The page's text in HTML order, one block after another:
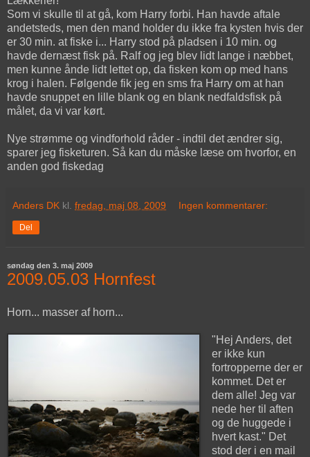
Som vi skulle til at gå, kom Harry forbi. Han havde aftale
andetsteds, men den mand holder du ikke fra kysten hvis der
er 30 min. at fiske i... Harry stod på pladsen i 10 min. og
havde dernæst fisk på. Ralf og jeg blev lidt lange i næbbet,
men kunne ånde lidt lettet op, da fisken kom op med hans
krog i halen. Følgende fik jeg en sms fra Harry om at han
havde snuppet en lille blank og en blank nedfaldsfisk på
målet, da vi var kørt.
Nye strømme og vindforhold råder - indtil det ændrer sig,
sparer jeg fisketuren. Så kan du måske læse om hvorfor, en
anden god fiskedag
Anders DK kl. fredag, maj 08, 2009 Ingen kommentarer:
Del
søndag den 3. maj 2009
2009.05.03 Hornfest
Horn... masser af horn...
"Hej Anders, det
er ikke kun
fortropperne der er
kommet. Det er
dem alle! Jeg var
nede her til aften
og de huggede i
hvert kast." Det
stod der i en mail